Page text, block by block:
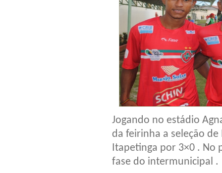
Jogando no estádio
da feirinha a seleção de
Itapetinga por 3×0 .
fase do intermunicipal .